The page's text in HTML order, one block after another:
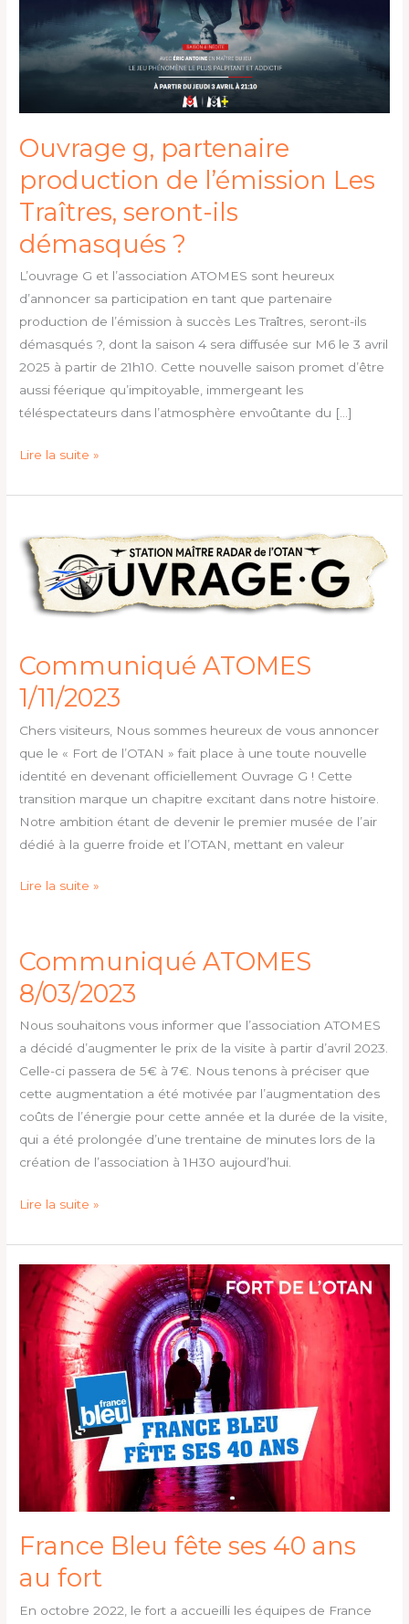
Ouvrage g, partenaire
production de l’émission Les
Traîtres, seront-ils
démasqués ?
L’ouvrage G et l’association ATOMES sont heureux
d’annoncer sa participation en tant que partenaire
production de l’émission à succès Les Traîtres, seront-ils
démasqués ?, dont la saison 4 sera diffusée sur M6 le 3 avril
2025 à partir de 21h10. Cette nouvelle saison promet d’être
aussi féerique qu’impitoyable, immergeant les
téléspectateurs dans l’atmosphère envoûtante du […]
Traîtres,
seront-
ils
Lire la suite »
Communiqué ATOMES
1/11/2023
Chers visiteurs, Nous sommes heureux de vous annoncer
que le « Fort de l’OTAN » fait place à une toute nouvelle
identité en devenant officiellement Ouvrage G ! Cette
transition marque un chapitre excitant dans notre histoire.
Notre ambition étant de devenir le premier musée de l’air
dédié à la guerre froide et l’OTAN, mettant en valeur
ATOMES
1/11/2023
Lire la suite »
Communiqué ATOMES
8/03/2023
Nous souhaitons vous informer que l’association ATOMES
a décidé d’augmenter le prix de la visite à partir d’avril 2023.
Celle-ci passera de 5€ à 7€. Nous tenons à préciser que
cette augmentation a été motivée par l’augmentation des
coûts de l’énergie pour cette année et la durée de la visite,
qui a été prolongée d’une trentaine de minutes lors de la
création de l’association à 1H30 aujourd’hui.
Communiqué
ATOMES
8/03/2023
Lire la suite »
France Bleu fête ses 40 ans
au fort
En octobre 2022, le fort a accueilli les équipes de France
France
Bleu
fête
ses
ans
au
fort